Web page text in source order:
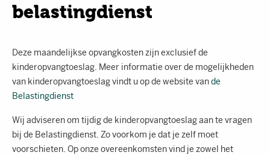
belastingdienst
Deze maandelijkse opvangkosten zijn exclusief de
kinderopvangtoeslag. Meer informatie over de mogelijkheden
van kinderopvangtoeslag vindt u op de website vande
Belastingdienst
Wij adviseren om tijdig de kinderopvangtoeslag aan te vragen
bij de Belastingdienst. Zo voorkom je dat je zelf moet
voorschieten. Op onze overeenkomsten vind je zowel het